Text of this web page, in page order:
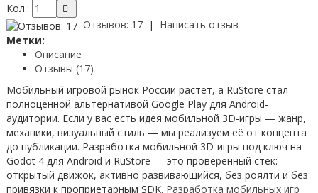
Кол.:
Отзывов: 17 | Написать отзыв
Метки:
Описание
Отзывы (17)
Мобильный игровой рынок России растёт, а RuStore стал
полноценной альтернативой Google Play для Android-
аудитории. Если у вас есть идея мобильной 3D-игры — жанр,
механики, визуальный стиль — мы реализуем её от концепта
до публикации. Разработка мобильной 3D-игры под ключ на
Godot 4 для Android и RuStore — это проверенный стек:
открытый движок, активно развивающийся, без роялти и без
привязки к проприетарным SDK. Разработка мобильных игр